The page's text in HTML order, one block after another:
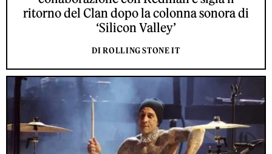
ritorno del Clan dopo la colonna sonora di
‘Silicon Valley’
DI ROLLING STONE IT